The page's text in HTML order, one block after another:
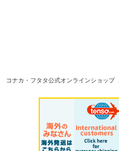
コナカ・フタタ公式オンラインショップ